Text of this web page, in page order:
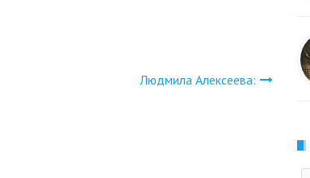
Людмила Алексеева: